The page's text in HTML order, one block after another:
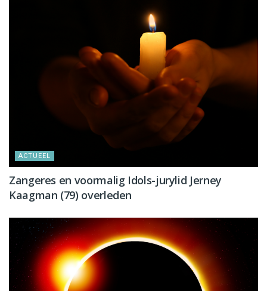
ACTUEEL
Zangeres en voormalig Idols-jurylid Jerney
Kaagman (79) overleden